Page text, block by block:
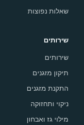
שאלות נפוצות
שירותים
שירותים
תיקון מזגנים
התקנת מזגנים
ניקוי ותחזוקה
מילוי גז ואבחון